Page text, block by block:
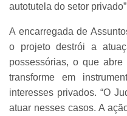
autotutela do setor
A encarregada de
o projeto destrói a
possessórias, o que
transforme em
interesses privados. “O
atuar nesses casos. A